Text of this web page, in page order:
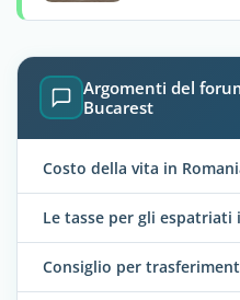
Argomenti del
Bucarest
Costo della vita in
Le tasse per gli espatriati
Consiglio per